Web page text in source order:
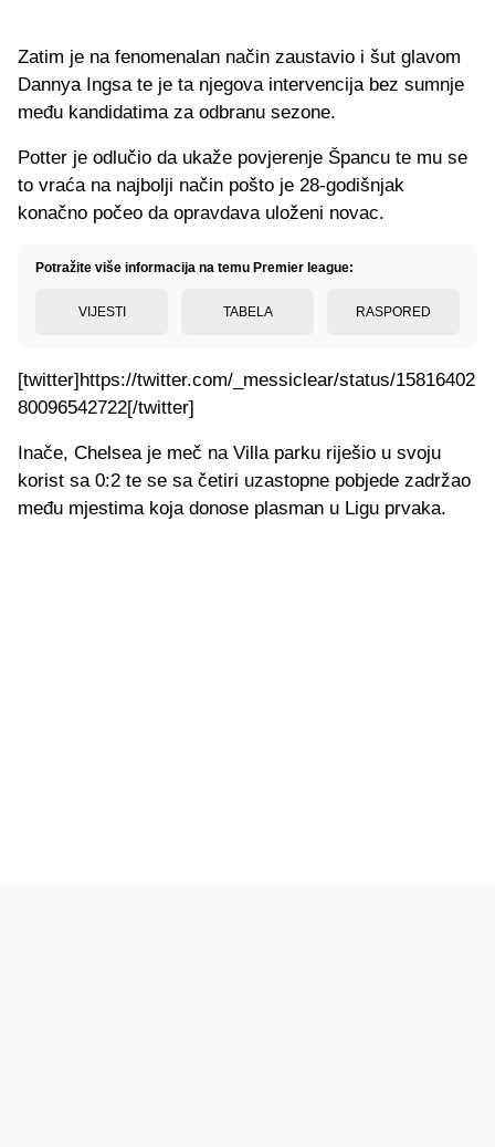
Zatim je na fenomenalan način zaustavio i šut glavom
Dannya Ingsa te je ta njegova intervencija bez sumnje
među kandidatima za odbranu sezone.
Potter je odlučio da ukaže povjerenje Špancu te mu se
to vraća na najbolji način pošto je 28-godišnjak
konačno počeo da opravdava uloženi novac.
Potražite više informacija na temu Premier league:
VIJESTI TABELA RASPORED
[twitter]https://twitter.com/_messiclear/status/15816402
80096542722[/twitter]
Inače, Chelsea je meč na Villa parku riješio u svoju
korist sa 0:2 te se sa četiri uzastopne pobjede zadržao
među mjestima koja donose plasman u Ligu prvaka.